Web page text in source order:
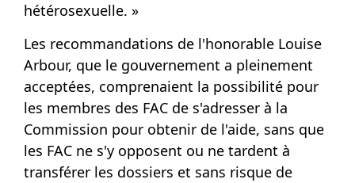
hétérosexuelle. »
Les recommandations de l'honorable Louise
Arbour, que le gouvernement a pleinement
acceptées, comprenaient la possibilité pour
les membres des FAC de s'adresser à la
Commission pour obtenir de l'aide, sans que
les FAC ne s'y opposent ou ne tardent à
transférer les dossiers et sans risque de